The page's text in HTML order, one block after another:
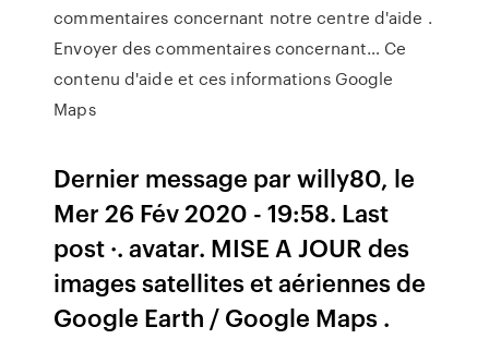
commentaires concernant notre centre d'aide .
Envoyer des commentaires concernant… Ce
contenu d'aide et ces informations Google
Maps
Dernier message par willy80, le
Mer 26 Fév 2020 - 19:58. Last
post ·. avatar. MISE A JOUR des
images satellites et aériennes de
Google Earth / Google Maps .